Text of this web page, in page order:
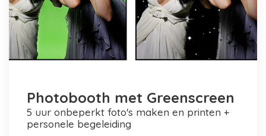
Photobooth met Greenscreen
5 uur onbeperkt foto's maken en printen +
personele begeleiding